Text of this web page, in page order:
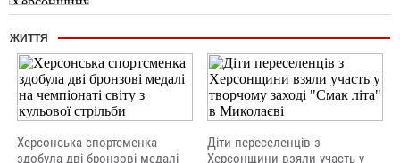
ЖИТТЯ
Херсонська спортсменка
здобула дві бронзові медалі
Діти переселенців з
Херсонщини взяли участь у